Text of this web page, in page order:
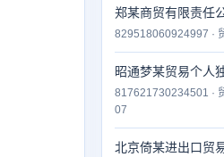
郑某商贸有限责任
829518060924997 ·
昭通梦某贸易个人
817621730234501 ·
07
北京倚某进出口贸